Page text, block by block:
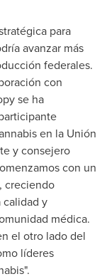
para
avanzar más
federales.
con
se ha
en la Unión
y consejero
con un
creciendo
y
médica.
el otro lado del
líderes